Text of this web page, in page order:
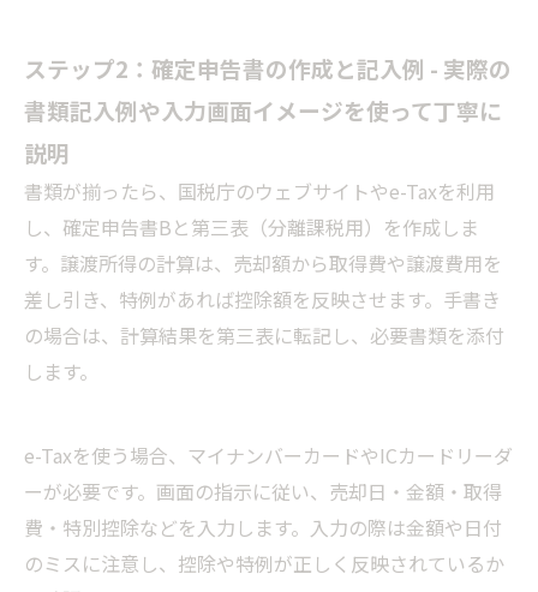
ステップ2：確定申告書の作成と記入例 - 実際の
書類記入例や入力画面イメージを使って丁寧に
説明
書類が揃ったら、国税庁のウェブサイトやe-Taxを利用
し、確定申告書Bと第三表（分離課税用）を作成しま
す。譲渡所得の計算は、売却額から取得費や譲渡費用を
差し引き、特例があれば控除額を反映させます。手書き
の場合は、計算結果を第三表に転記し、必要書類を添付
します。
e-Taxを使う場合、マイナンバーカードやICカードリーダ
ーが必要です。画面の指示に従い、売却日・金額・取得
費・特別控除などを入力します。入力の際は金額や日付
のミスに注意し、控除や特例が正しく反映されているか